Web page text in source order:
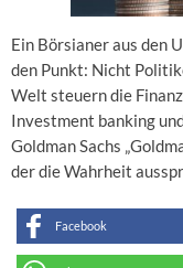
Ein Börsianer aus den
den Punkt: Nicht
Welt steuern die
Investment banking
Goldman Sachs
der die Wahrheit
Facebook